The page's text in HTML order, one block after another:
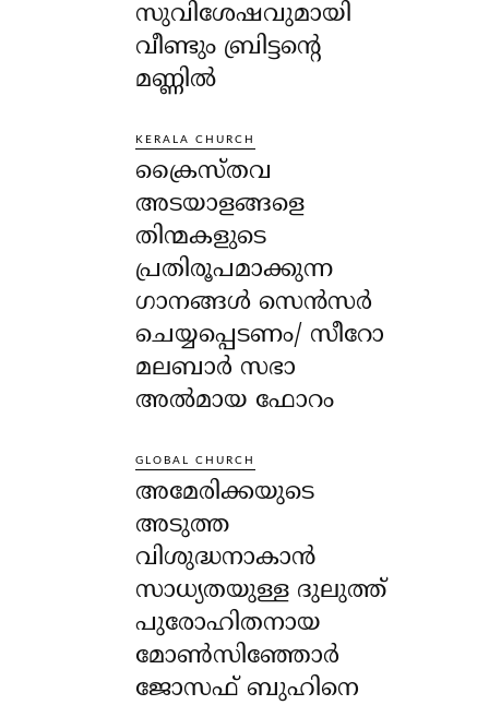
സുവിശേഷവുമായി
വീണ്ടും ബ്രിട്ടന്റെ
മണ്ണിൽ
KERALA CHURCH
ക്രൈസ്തവ
അടയാളങ്ങളെ
തിന്മകളുടെ
പ്രതിരൂപമാക്കുന്ന
ഗാനങ്ങൾ സെൻസർ
ചെയ്യപ്പെടണം/ സീറോ
മലബാർ സഭാ
അൽമായ ഫോറം
GLOBAL CHURCH
അമേരിക്കയുടെ
അടുത്ത
വിശുദ്ധനാകാൻ
സാധ്യതയുള്ള ദുലുത്ത്
പുരോഹിതനായ
മോൺസിഞ്ഞോർ
ജോസഫ് ബുഹിനെ